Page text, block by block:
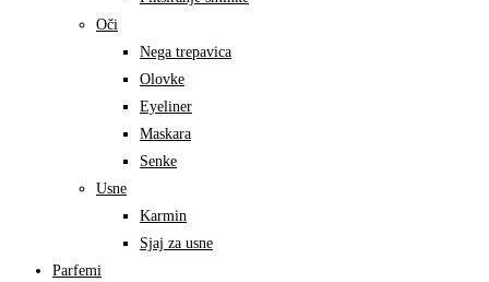
Oči
Nega trepavica
Olovke
Eyeliner
Maskara
Senke
Usne
Karmin
Sjaj za usne
Parfemi